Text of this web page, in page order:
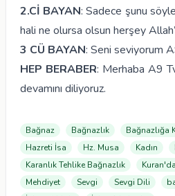
2.Cİ BAYAN: Sadece şunu
hali ne olursa olsun herşey
3 CÜ BAYAN: Seni seviyorum
HEP BERABER: Merhaba A9 Tv.
devamını diliyoruz.
Bağnaz Bağnazlık Bağnazlığa
Hazreti İsa
Hz. Musa Kadın
Karanlık Tehlike Bağnazlık
Mehdiyet
Sevgi Sevgi Dili